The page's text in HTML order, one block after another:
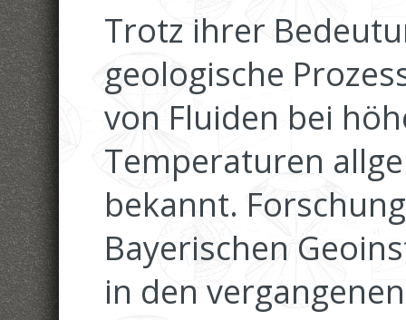
Trotz ihrer
geologische
von Fluiden bei
Temperaturen
bekannt.
Bayerischen
in den